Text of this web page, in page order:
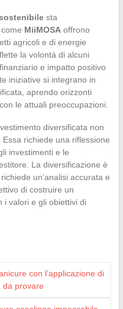
sta
MiiMOSAoffrono
agricoli e di energie
la volontà di alcuni
e impatto positivo
iniziative si integrano in
aprendo orizzonti
le attuali preoccupazioni.
diversificata non
richiede una riflessione
investimenti e le
La diversificazione è
un’analisi accurata e
di costruire un
i valori e gli obiettivi di
con l’applicazione di
da provare